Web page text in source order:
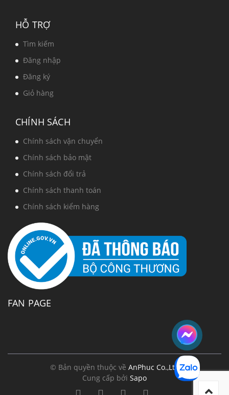
HỖ TRỢ
Tìm kiếm
Đăng nhập
Đăng ký
Giỏ hàng
CHÍNH SÁCH
Chính sách vận chuyển
Chính sách bảo mật
Chính sách đổi trả
Chính sách thanh toán
Chính sách kiểm hàng
FAN PAGE
© Bản quyền thuộc về AnPhuc Co.,Ltd
Cung cấp bởi Sapo